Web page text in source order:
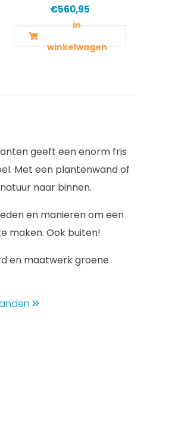
€560,95
in
winkelwagen
geeft een enorm fris
Met een plantenwand of
naar binnen.
en manieren om een
maken. Ook buiten!
en maatwerk groene